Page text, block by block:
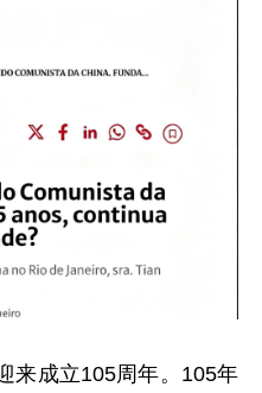
来成立105周年。105年